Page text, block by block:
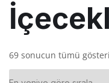
69 sonucun tümü